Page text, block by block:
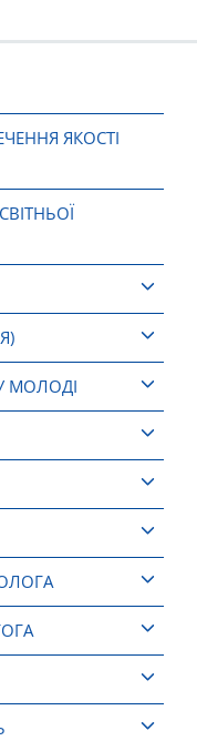
ЯКОСТІ
МОЛОДІ